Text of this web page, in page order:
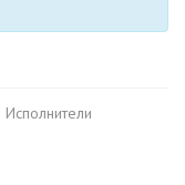
Исполнители